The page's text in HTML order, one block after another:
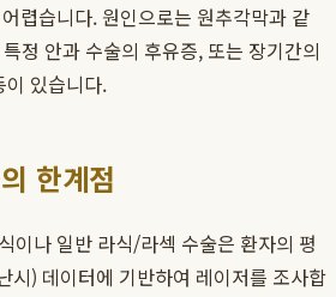
렵습니다. 원인으로는 원추각막과 같
정 안과 수술의 후유증, 또는 장기간의
이 있습니다.
한계점
이나 일반 라식/라섹 수술은 환자의 평
시) 데이터에 기반하여 레이저를 조사합